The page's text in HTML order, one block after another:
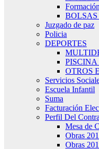
Formación
Juzgado de paz
Policia
DEPORTES
OTROS
Servicios
Escuela Infantil
Suma
Facturación
Perfil Del
Mesa de
Obras
Obras